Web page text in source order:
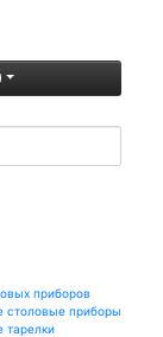
приборов
столовые приборы
тарелки